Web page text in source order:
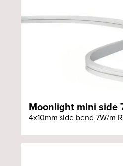
Moonlight mini side